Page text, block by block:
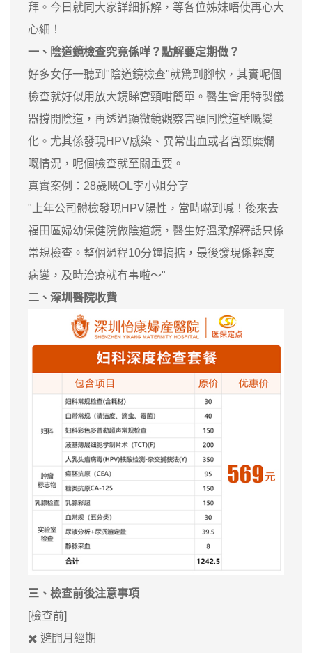
拜。今日就同大家詳細拆解，等各位姊妹唔使再心大
心細！
一、陰道鏡檢查究竟係咩？點解要定期做？
好多女仔一聽到"陰道鏡檢查"就驚到腳軟，其實呢個
檢查就好似用放大鏡睇宮頸咁簡單。醫生會用特製儀
器撐開陰道，再透過顯微鏡觀察宮頸同陰道壁嘅變
化。尤其係發現HPV感染、異常出血或者宮頸糜爛
嘅情況，呢個檢查就至關重要。
真實案例：28歲嘅OL李小姐分享
"上年公司體檢發現HPV陽性，當時嚇到喊！後來去
福田區婦幼保健院做陰道鏡，醫生好溫柔解釋話只係
常規檢查。整個過程10分鐘搞掂，最後發現係輕度
病變，及時治療就冇事啦～"
二、深圳醫院收費
三 、檢查前後注意事項
[檢查前]
✖️ 避開月經期